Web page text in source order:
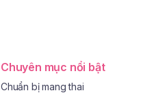
Chuyên mục nổi bật
Chuẩn bị mang thai